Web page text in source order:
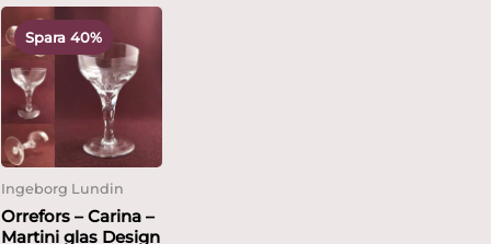
Spara 40%
Ingeborg Lundin
Orrefors – Carina –
Martini glas Design
ursprungliga
priset
var:
495 kr.
nuvarande
priset
är:
299 kr.